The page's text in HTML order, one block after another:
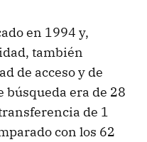
en 1994 y,
también
de acceso y de
era de 28
de 1
con los 62